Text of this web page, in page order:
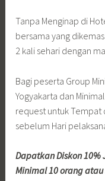
Tanpa Menginap di
bersama yang
2 kali sehari dengan
Bagi peserta Group
Yogyakarta dan
request untuk Tempat
sebelum Hari
Dapatkan Diskon
Minimal 10 orang